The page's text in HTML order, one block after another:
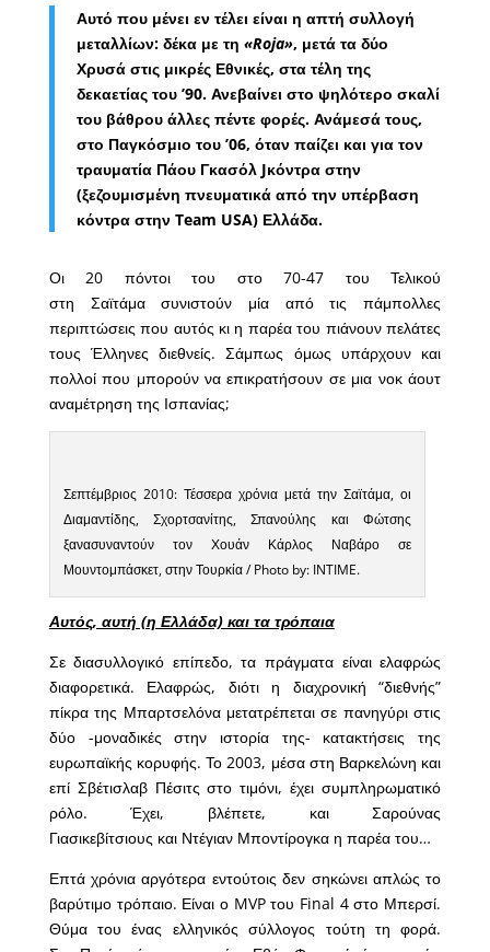
Αυτό που μένει εν τέλει είναι η απτή συλλογή
μεταλλίων: δέκα με τη «Roja», μετά τα δύο
Χρυσά στις μικρές Εθνικές, στα τέλη της
δεκαετίας του ’90. Ανεβαίνει στο ψηλότερο σκαλί
του βάθρου άλλες πέντε φορές. Ανάμεσά τους,
στο Παγκόσμιο του ’06, όταν παίζει και για τον
τραυματία Πάου Γκασόλ Jκόντρα στην
(ξεζουμισμένη πνευματικά από την υπέρβαση
κόντρα στην Team USA) Ελλάδα.
Οι 20 πόντοι του στο 70-47 του Τελικού
στη Σαϊτάμα συνιστούν μία από τις πάμπολλες
περιπτώσεις που αυτός κι η παρέα του πιάνουν πελάτες
τους Έλληνες διεθνείς. Σάμπως όμως υπάρχουν και
πολλοί που μπορούν να επικρατήσουν σε μια νοκ άουτ
αναμέτρηση της Ισπανίας;
Σεπτέμβριος 2010: Τέσσερα χρόνια μετά την Σαϊτάμα, οι
Διαμαντίδης, Σχορτσανίτης, Σπανούλης και Φώτσης
ξανασυναντούν τον Χουάν Κάρλος Ναβάρο σε
Μουντομπάσκετ, στην Τουρκία / Photo by: INTIME.
Αυτός, αυτή (η Ελλάδα) και τα τρόπαια
Σε διασυλλογικό επίπεδο, τα πράγματα είναι ελαφρώς
διαφορετικά. Ελαφρώς, διότι η διαχρονική “διεθνής”
πίκρα της Μπαρτσελόνα μετατρέπεται σε πανηγύρι στις
δύο -μοναδικές στην ιστορία της- κατακτήσεις της
ευρωπαϊκής κορυφής. Το 2003, μέσα στη Βαρκελώνη και
επί Σβέτισλαβ Πέσιτς στο τιμόνι, έχει συμπληρωματικό
ρόλο. Έχει, βλέπετε, και Σαρούνας
Γιασικεβίτσιους και Ντέγιαν Μποντίρογκα η παρέα του…
Επτά χρόνια αργότερα εντούτοις δεν σηκώνει απλώς το
βαρύτιμο τρόπαιο. Είναι ο MVP του Final 4 στο Μπερσί.
Θύμα του ένας ελληνικός σύλλογος τούτη τη φορά.